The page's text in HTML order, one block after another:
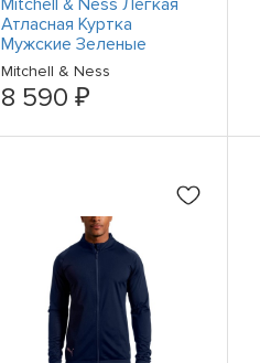
Mitchell & Ness Легкая
Атласная Куртка
Мужские Зеленые
Пальто Куртки Верхняя
Одежда STJK
Mitchell & Ness
8 590 ₽